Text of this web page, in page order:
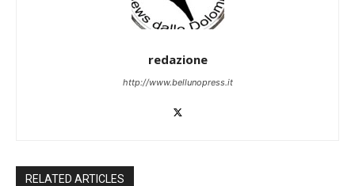
redazione
http://www.bellunopress.it
RELATED ARTICLES